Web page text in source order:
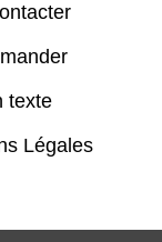
texte
Légales